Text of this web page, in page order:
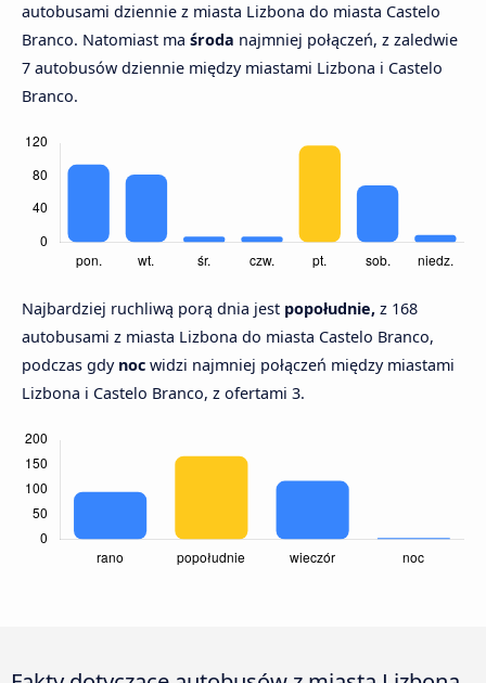
autobusami dziennie z miasta Lizbona do miasta Castelo
Branco. Natomiast ma środa najmniej połączeń, z zaledwie
7 autobusów dziennie między miastami Lizbona i Castelo
Branco.
Najbardziej ruchliwą porą dnia jest popołudnie, z 168
autobusami z miasta Lizbona do miasta Castelo Branco,
podczas gdy noc widzi najmniej połączeń między miastami
Lizbona i Castelo Branco, z ofertami 3.